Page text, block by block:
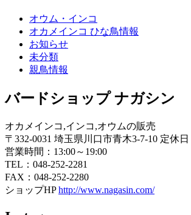
オウム・インコ
オカメインコ ひな鳥情報
お知らせ
未分類
親鳥情報
バードショップ ナガシン
オカメインコ,インコ,オウムの販売
〒332-0031 埼玉県川口市青木3-7-10 定休
営業時間：13:00～19:00
TEL：048-252-2281
FAX：048-252-2280
ショップHPhttp://www.nagasin.com/